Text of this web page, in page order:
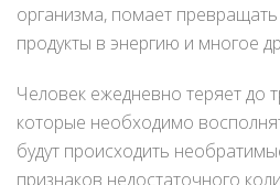
организма, помает
продукты в энергию и многое
Человек ежедневно теряет до
которые необходимо
будут происходить
признаков недостаточного